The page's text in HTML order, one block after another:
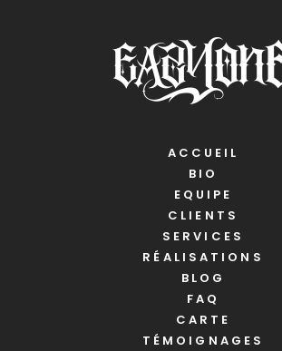
ACCUEIL
BIO
EQUIPE
CLIENTS
SERVICES
RÉALISATIONS
BLOG
FAQ
CARTE
TÉMOIGNAGES